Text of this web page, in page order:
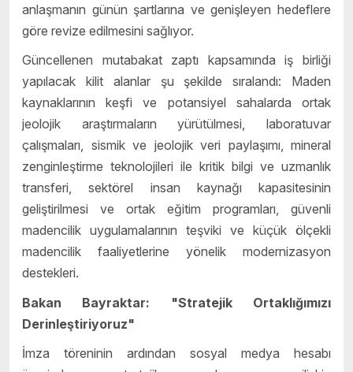
anlaşmanın günün şartlarına ve genişleyen hedeflere
göre revize edilmesini sağlıyor.
Güncellenen mutabakat zaptı kapsamında iş birliği
yapılacak kilit alanlar şu şekilde sıralandı: Maden
kaynaklarının keşfi ve potansiyel sahalarda ortak
jeolojik araştırmaların yürütülmesi, laboratuvar
çalışmaları, sismik ve jeolojik veri paylaşımı, mineral
zenginleştirme teknolojileri ile kritik bilgi ve uzmanlık
transferi, sektörel insan kaynağı kapasitesinin
geliştirilmesi ve ortak eğitim programları, güvenli
madencilik uygulamalarının teşviki ve küçük ölçekli
madencilik faaliyetlerine yönelik modernizasyon
destekleri.
Bakan Bayraktar: "Stratejik Ortaklığımızı
Derinleştiriyoruz"
İmza töreninin ardından sosyal medya hesabı